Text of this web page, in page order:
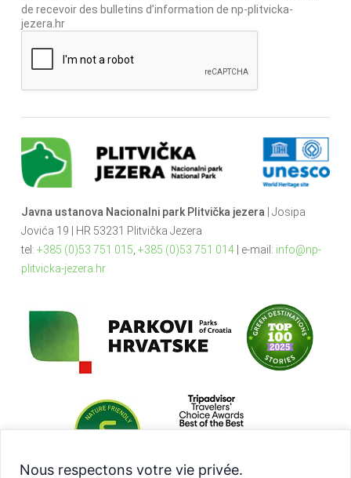
Nous respectons votre vie privée.
de recevoir des bulletins d’information de np-plitvicka-
jezera.hr
Javna ustanova Nacionalni park Plitvička jezera | Josipa
Jovića 19 | HR 53231 Plitvička Jezera
tel: +385 (0)53 751 015 +385 (0)53 751 014| e-mail: info@np-
plitvicka-jezera.hr